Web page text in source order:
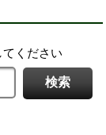
ください